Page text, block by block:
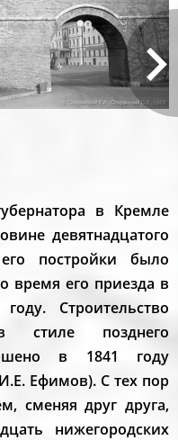
в Кремле
девятнадцатого
постройки было
время его приезда в
Строительство
стиле позднего
в 1841 году
Ефимов). С тех пор
сменяя друг друга,
нижегородских